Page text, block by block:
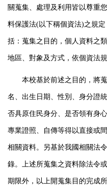
關蒐集、處理及利用皆以尊重
料保護法(以下稱個資法)之規
括：蒐集之目的，個人資料之
地區、對象及方式，依個資法
本校基於前述之目的，將蒐
名、出生日期、性別、身分證統
否具原住民身分、是否領有身
專業證照、自傳等得以直接或
相關資料。另基於我國相關法
錄。上述所蒐集之資料除法令
期限外，以上開蒐集目的完成